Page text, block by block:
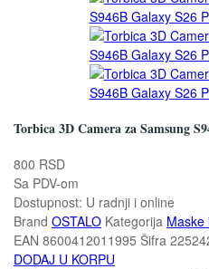
Torbica 3D Camera za Samsung
800 RSD
Sa PDV-om
Dostupnost: U radnji i online
Brand OSTALO Kategorija Maske
EAN 8600412011995 Šifra
DODAJ U KORPU